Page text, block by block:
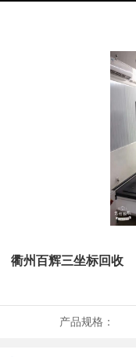
衢州百辉三坐标回收
产品规格：